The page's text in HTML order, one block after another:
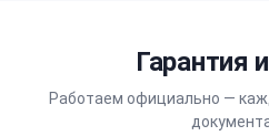
Гарантия
Работаем официально —